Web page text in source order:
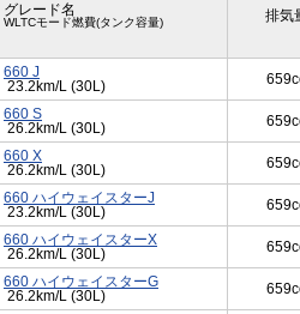
グレード名
WLTCモード燃費(タンク容量) 排気
660 J
23.2km/L (30L)
660 S
26.2km/L (30L)
660 X
26.2km/L (30L)
660 ハイウェイスターJ
23.2km/L (30L)
660 ハイウェイスターX
26.2km/L (30L)
660 ハイウェイスターG
26.2km/L (30L)